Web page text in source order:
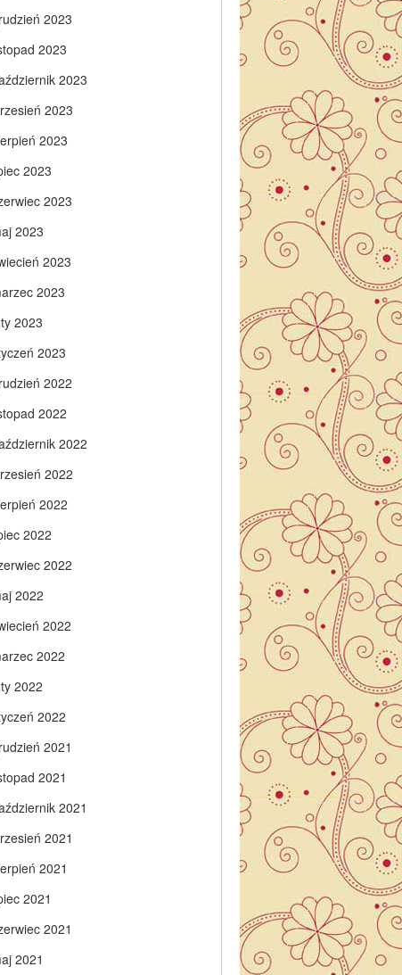
2023
2023
2023
2023
2023
2023
2023
2023
2023
2023
2023
2023
2022
2022
2022
2022
2022
2022
2022
2022
2022
2022
2022
2022
2021
2021
2021
2021
2021
2021
2021
2021